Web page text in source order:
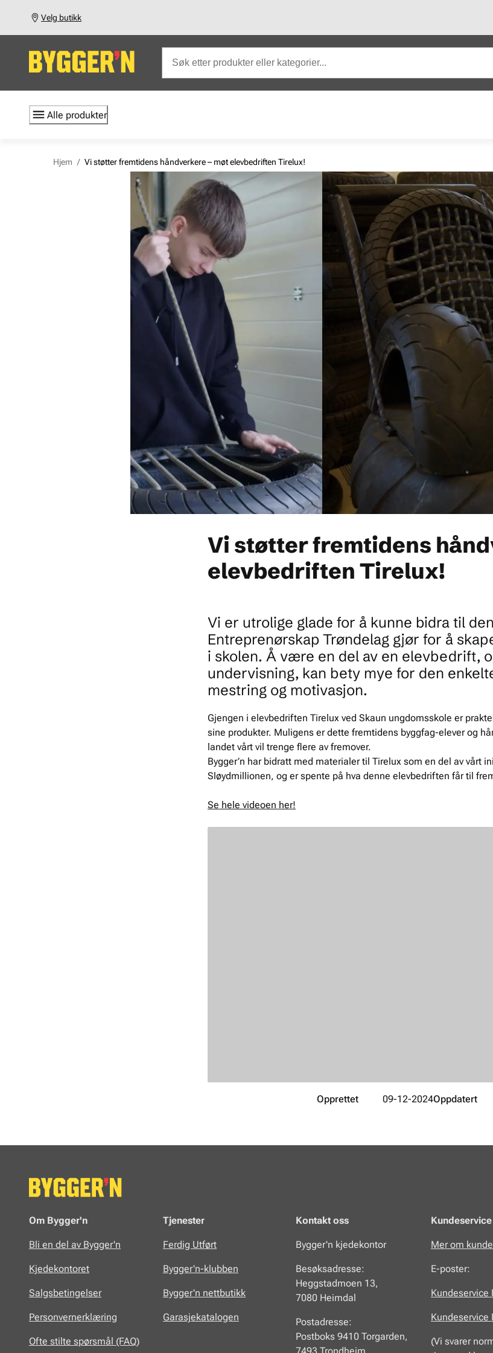
Velg butikk
Alle produkter
Hjem / Vi støtter fremtidens håndverkere – møt elevbedriften Tirelux!
Vi støtter fremtidens
elevbedriften Tirelux!
Vi er utrolige glade for å kunne bidra til
Entreprenørskap Trøndelag gjør for å
i skolen. Å være en del av en elevbedrift,
undervisning, kan bety mye for den
mestring og motivasjon.
Gjengen i elevbedriften Tirelux ved Skaun ungdomsskole er
sine produkter. Muligens er dette fremtidens byggfag-elever og
landet vårt vil trenge flere av fremover.
Bygger’n har bidratt med materialer til Tirelux som en del av vårt
Sløydmillionen, og er spente på hva denne elevbedriften får til
Se hele videoen her!
Opprettet 09-12-2024Oppdatert
Om Bygger'n
Bli en del av Bygger'n
Kjedekontoret
Salgsbetingelser
Personvernerklæring
Ofte stilte spørsmål (FAQ)
Tjenester
Ferdig Utført
Bygger'n-klubben
Bygger'n nettbutikk
Garasjekatalogen
Kontakt oss
Bygger'n kjedekontor
Besøksadresse:
Heggstadmoen 13,
7080 Heimdal
Postadresse:
Postboks 9410 Torgarden,
7493 Trondheim
Kundeservice
Mer om
E-poster:
Kundeservice
Kundeservice
(Vi svarer